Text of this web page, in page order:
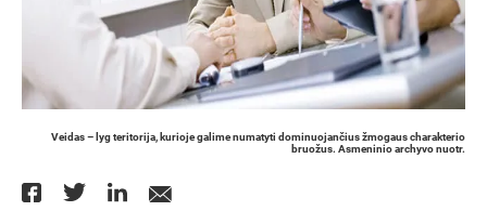
Veidas – lyg teritorija, kurioje galime numatyti dominuojančius žmogaus charakterio
bruožus. Asmeninio archyvo nuotr.